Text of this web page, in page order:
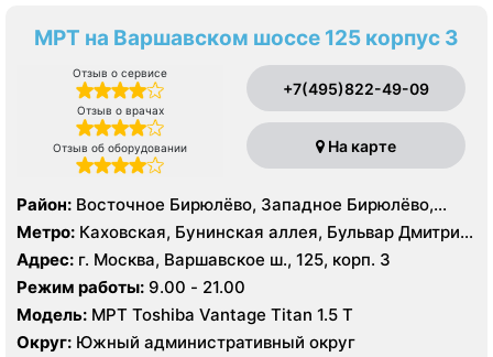
МРТ на Варшавском шоссе 125 корпус 3
Отзыв о сервисе
Отзыв о врачах
Отзыв об оборудовании
+7(495)822-49-09
На карте
Район: Восточное Бирюлёво, Западное Бирюлёво,
Москворечье-Сабурово, Северное Чертаново,
Центральное Чертаново, Южное Чертаново , Южное
Чертаново , Зюзино, Северное Бутово, Южное Бутово
Метро: Каховская, Бунинская аллея, Бульвар Дмитрия
Донского, Бульвар Адмирала Ушакова, Аннино ,
Пражская, Севастопольская, Улица Академика
Янгеля, Улица Горчакова, Улица Скобелевская, Улица
Старокачаловская, Чертановская, Южная
Адрес: г. Москва, Варшавское ш., 125, корп. 3
Режим работы: 9.00 - 21.00
Модель: МРТ Toshiba Vantage Titan 1.5 Т
Округ: Южный административный округ